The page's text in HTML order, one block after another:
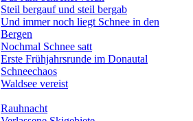
Steil bergauf und steil bergab
Und immer noch liegt Schnee in den
Bergen
Nochmal Schnee satt
Erste Frühjahrsrunde im Donautal
Schneechaos
Waldsee vereist
Rauhnacht